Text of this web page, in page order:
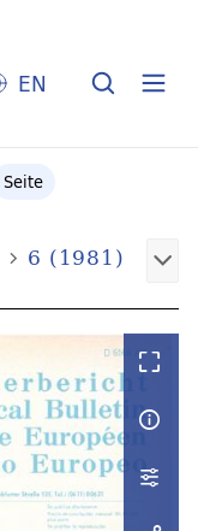
EN
Seite
6 (1981)